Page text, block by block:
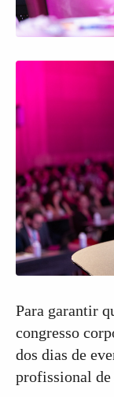
Para garantir
congresso
dos dias de
profissional de